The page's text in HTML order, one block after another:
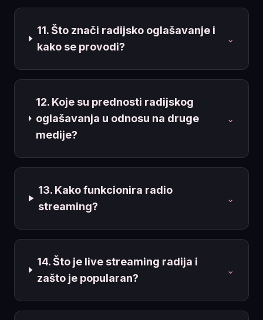
11. Što znači radijsko oglašavanje i
kako se provodi?
⌄
12. Koje su prednosti radijskog
oglašavanja u odnosu na druge
medije?
⌄
13. Kako funkcionira radio
streaming?
⌄
14. Što je live streaming radija i
zašto je popularan?
⌄